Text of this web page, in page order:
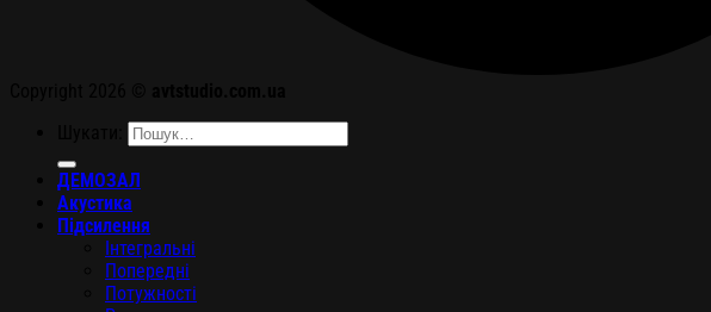
ДЕМОЗАЛ
Акустика
Підсилення
Інтегральні
Попередні
Потужності